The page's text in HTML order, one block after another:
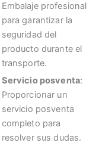
Embalaje profesional
para garantizar la
seguridad del
producto durante el
transporte.
Servicio posventa:
Proporcionar un
servicio posventa
completo para
resolver sus dudas.